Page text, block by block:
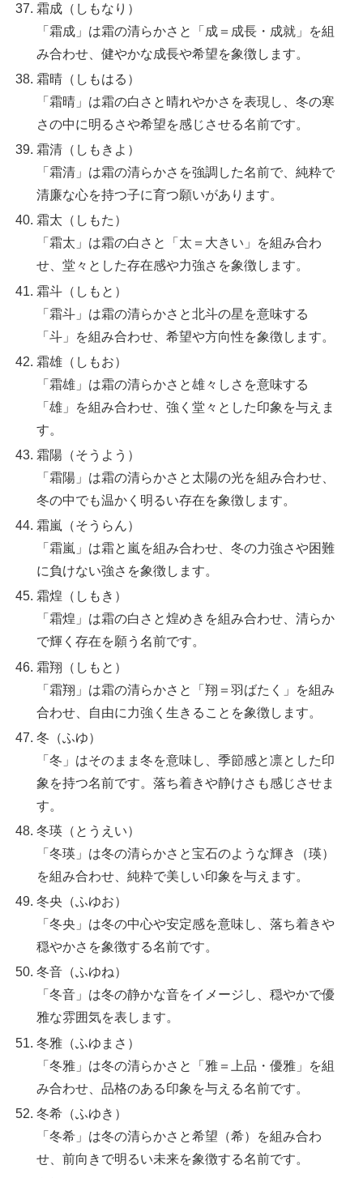
霜成（しもなり）
「霜成」は霜の清らかさと「成＝成長・成就」を組
み合わせ、健やかな成長や希望を象徴します。
霜晴（しもはる）
「霜晴」は霜の白さと晴れやかさを表現し、冬の寒
さの中に明るさや希望を感じさせる名前です。
霜清（しもきよ）
「霜清」は霜の清らかさを強調した名前で、純粋で
清廉な心を持つ子に育つ願いがあります。
霜太（しもた）
「霜太」は霜の白さと「太＝大きい」を組み合わ
せ、堂々とした存在感や力強さを象徴します。
霜斗（しもと）
「霜斗」は霜の清らかさと北斗の星を意味する
「斗」を組み合わせ、希望や方向性を象徴します。
霜雄（しもお）
「霜雄」は霜の清らかさと雄々しさを意味する
「雄」を組み合わせ、強く堂々とした印象を与えま
す。
霜陽（そうよう）
「霜陽」は霜の清らかさと太陽の光を組み合わせ、
冬の中でも温かく明るい存在を象徴します。
霜嵐（そうらん）
「霜嵐」は霜と嵐を組み合わせ、冬の力強さや困難
に負けない強さを象徴します。
霜煌（しもき）
「霜煌」は霜の白さと煌めきを組み合わせ、清らか
で輝く存在を願う名前です。
霜翔（しもと）
「霜翔」は霜の清らかさと「翔＝羽ばたく」を組み
合わせ、自由に力強く生きることを象徴します。
冬（ふゆ）
「冬」はそのまま冬を意味し、季節感と凛とした印
象を持つ名前です。落ち着きや静けさも感じさせま
す。
冬瑛（とうえい）
「冬瑛」は冬の清らかさと宝石のような輝き（瑛）
を組み合わせ、純粋で美しい印象を与えます。
冬央（ふゆお）
「冬央」は冬の中心や安定感を意味し、落ち着きや
穏やかさを象徴する名前です。
冬音（ふゆね）
「冬音」は冬の静かな音をイメージし、穏やかで優
雅な雰囲気を表します。
冬雅（ふゆまさ）
「冬雅」は冬の清らかさと「雅＝上品・優雅」を組
み合わせ、品格のある印象を与える名前です。
冬希（ふゆき）
「冬希」は冬の清らかさと希望（希）を組み合わ
せ、前向きで明るい未来を象徴する名前です。